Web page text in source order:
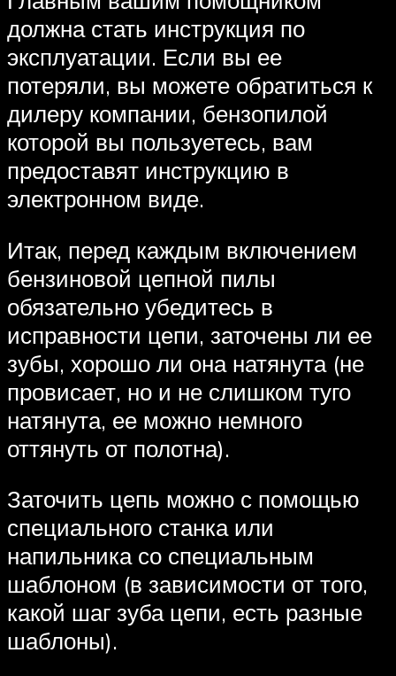
должна стать инструкция по
эксплуатации. Если вы ее
потеряли, вы можете обратиться к
дилеру компании, бензопилой
которой вы пользуетесь, вам
предоставят инструкцию в
электронном виде.
Итак, перед каждым включением
бензиновой цепной пилы
обязательно убедитесь в
исправности цепи, заточены ли ее
зубы, хорошо ли она натянута (не
провисает, но и не слишком туго
натянута, ее можно немного
оттянуть от полотна).
Заточить цепь можно с помощью
специального станка или
напильника со специальным
шаблоном (в зависимости от того,
какой шаг зуба цепи, есть разные
шаблоны).